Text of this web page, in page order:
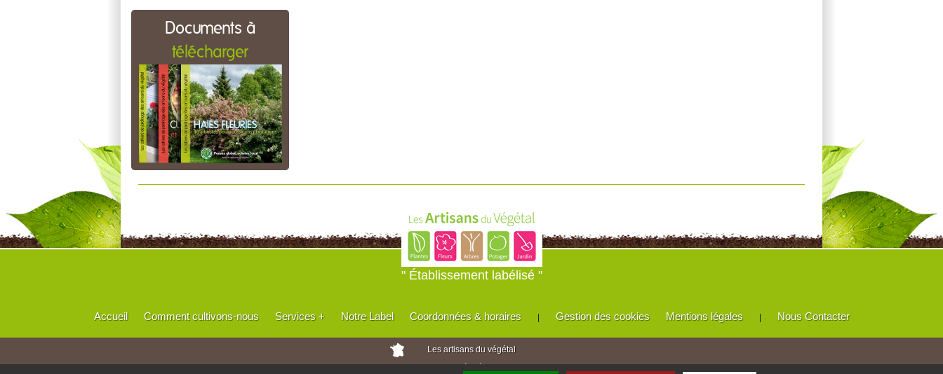
Documents à
télécharger
" Établissement labélisé "
Accueil Comment cultivons-nous Services + Notre Label Coordonnées & horaires | Gestion des cookies Mentions légales | Nous Contacter
Les artisans du végétal
Horticulteurs et pépinièristes de France